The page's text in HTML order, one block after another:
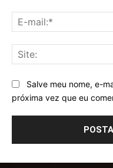
Salve meu nome, e-
próxima vez que eu